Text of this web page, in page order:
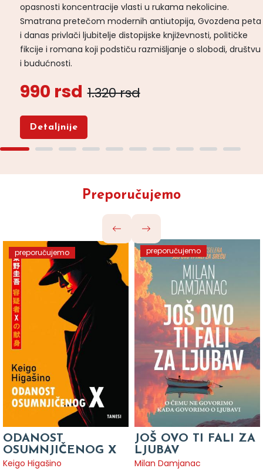
opasnosti koncentracije vlasti u rukama nekolicine.
Smatrana pretečom modernih antiutopija, Gvozdena peta
i danas privlači ljubitelje distopijske književnosti, političke
fikcije i romana koji podstiču razmišljanje o slobodi, društvu
i budućnosti.
990 rsd 1.320 rsd
Detaljnije
Preporučujemo
preporučujemo
ODANOST
OSUMNJIČENOG X
Keigo Higašino
preporučujemo
JOŠ OVO TI FALI ZA
LJUBAV
Milan Damjanac